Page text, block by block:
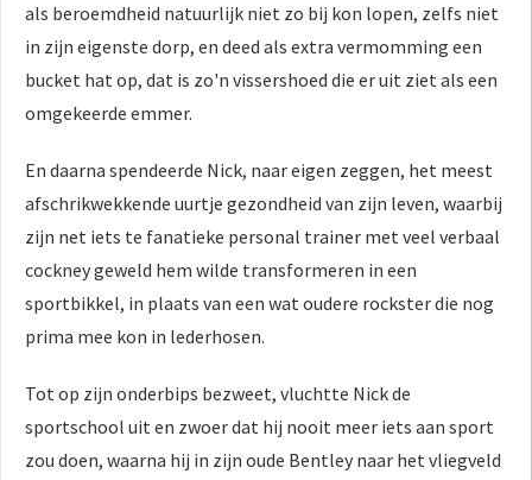
als beroemdheid natuurlijk niet zo bij kon lopen, zelfs niet
in zijn eigenste dorp, en deed als extra vermomming een
bucket hat op, dat is zo'n vissershoed die er uit ziet als een
omgekeerde emmer.
En daarna spendeerde Nick, naar eigen zeggen, het meest
afschrikwekkende uurtje gezondheid van zijn leven, waarbij
zijn net iets te fanatieke personal trainer met veel verbaal
cockney geweld hem wilde transformeren in een
sportbikkel, in plaats van een wat oudere rockster die nog
prima mee kon in lederhosen.
Tot op zijn onderbips bezweet, vluchtte Nick de
sportschool uit en zwoer dat hij nooit meer iets aan sport
zou doen, waarna hij in zijn oude Bentley naar het vliegveld